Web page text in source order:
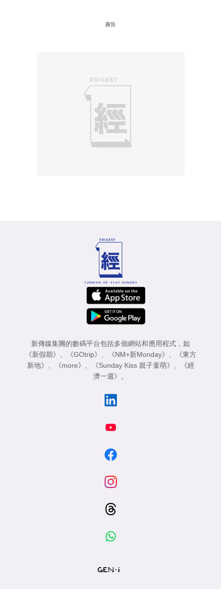
廣告
新傳媒集團的數碼平台包括多個網站和應用程式，如
《新假期》
《GOtrip》 《NM+新Monday》
《東方
新地》
《more》 《Sunday Kiss 親子童萌》
《經
濟一週》
。